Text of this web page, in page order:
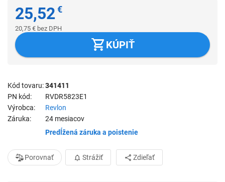
25,52€
20,75 € bez DPH
KÚPIŤ
Kód tovaru 341411
PN kód
RVDR5823E1
Výrobca
Revlon
Záruka
24 mesiacov
Predĺžená záruka a poistenie
Porovnať Strážiť Zdieľať